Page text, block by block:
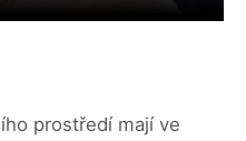
prostředí mají ve